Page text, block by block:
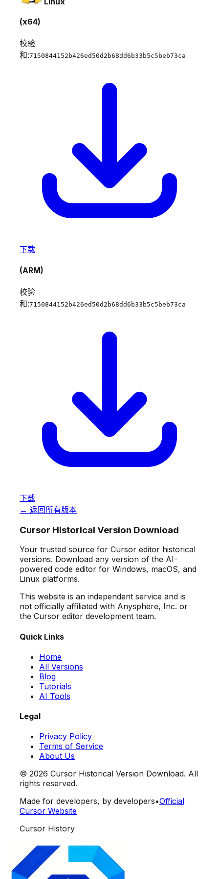
(x64)
校验
和:7150844152b426ed50d2b68dd6b33b5c5beb73ca
下载
(ARM)
校验
和:7150844152b426ed50d2b68dd6b33b5c5beb73ca
下载
← 返回所有版本
Cursor Historical Version Download
Your trusted source for Cursor editor historical
versions. Download any version of the AI-
powered code editor for Windows, macOS, and
Linux platforms.
This website is an independent service and is
not officially affiliated with Anysphere, Inc. or
the Cursor editor development team.
Quick Links
Home
All Versions
Blog
Tutorials
AI Tools
Legal
Privacy Policy
Terms of Service
About Us
© 2026 Cursor Historical Version Download. All
rights reserved.
Made for developers, by developers•Official
Cursor Website
Cursor History